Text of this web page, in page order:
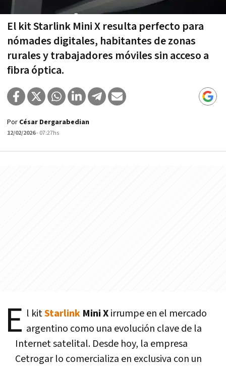
El kit Starlink Mini X resulta perfecto para
nómades digitales, habitantes de zonas
rurales y trabajadores móviles sin acceso a
fibra óptica.
Por César Dergarabedian
12/02/2026- 07:27hs
E l kitStarlink Mini Xirrumpe en el mercado
argentino como una evolución clave de la
Internet satelital. Desde hoy, la empresa
Cetrogar lo comercializa en exclusiva con un